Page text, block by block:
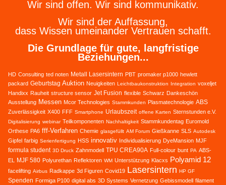
Wir sind offen. Wir sind kommunikativ.
Wir sind der Auffassung,
dass Wissen umeinander Vertrauen schafft.
Die Grundlage für gute, langfristige
Beziehungen...
HD Consulting ted noten Metall Lasersintern PBT promaker p1000 hewlett
packard Geburtstag Auktion Neuigkeiten Leichtbaukonstruktion Integration voxeljet
Handixx Rauheit structure sensor Jet Fusion flexible Schwarz Dankeschön
Ausstellung Messen Mcor Technologies Stammkunden Plasmatechnologie ABS
Zuverlässigkeit X400 FFF Smartphone Urlaubszeit offene Karten Sternstunden e.V.
Digitalisierung webinar Teilkomponenten Nachhaltigkeit Stammkundentag Euromold
Orthese PA6 fff-Verfahren Chemie glasgefüllt AM Forum Gießkanne SLS Autodesk
Gipfel farbig Serienfertigung HSS innovativ Individualisierung DyeMansion MJF
formula student 3D Druck Zahnmodell TPU CREA90A Full-colour bunt PA ABS-
EL
MJF 580 Polyurethan Reflektoren WM Unterstützung Klacxs Polyamid 12
facelifting Airbus Radkappe 3d Figuren Covid19 Lasersintern HP GF
Spenden Formiga P100 digital abs 3D Systems Vernetzung Gebissmodell filament